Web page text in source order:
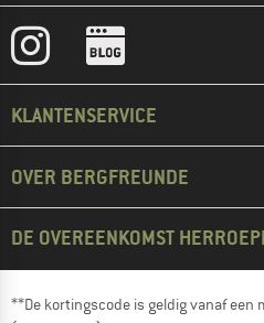
KLANTENSERVICE
OVER BERGFREUNDE
DE OVEREENKOMST
**De kortingscode is geldig vanaf